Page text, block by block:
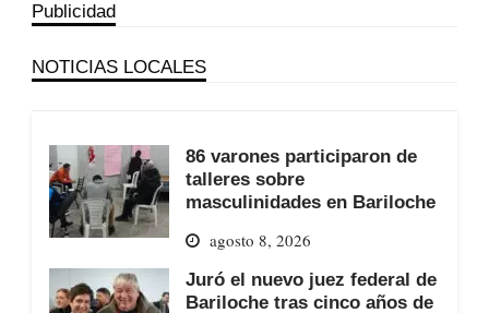
Publicidad
NOTICIAS LOCALES
86 varones participaron de
talleres sobre
masculinidades en Bariloche
agosto 8, 2026
Juró el nuevo juez federal de
Bariloche tras cinco años de